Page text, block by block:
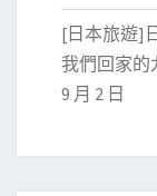
[日本旅遊]
我們回家的
9 月 2 日